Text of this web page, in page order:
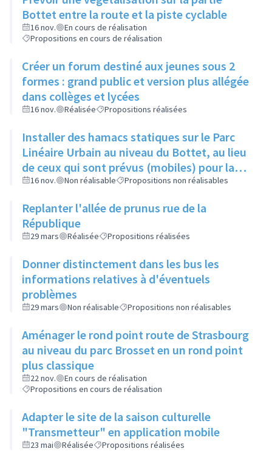
Bottet entre la route et la piste cyclable
16 nov.
En cours de réalisation
Propositions en cours de réalisation
Créer un forum destiné aux jeunes sous 2
formes : grand public et version plus allégée
dans collèges et lycées
16 nov. Réalisée Propositions réalisées
Installer des hamacs statiques sur le Parc
Linéaire Urbain au niveau du Bottet, au lieu
de ceux qui sont prévus (mobiles) pour la
limiter la dangerosité
16 nov. Non réalisable Propositions non réalisables
Replanter l'allée de prunus rue de la
République
29 mars Réalisée Propositions réalisées
Donner distinctement dans les bus les
informations relatives à d'éventuels
problèmes
29 mars Non réalisable Propositions non réalisables
Aménager le rond point route de Strasbourg
au niveau du parc Brosset en un rond point
plus classique
22 nov.
En cours de réalisation
Propositions en cours de réalisation
Adapter le site de la saison culturelle
"Transmetteur" en application mobile
23 mai Réalisée Propositions réalisées